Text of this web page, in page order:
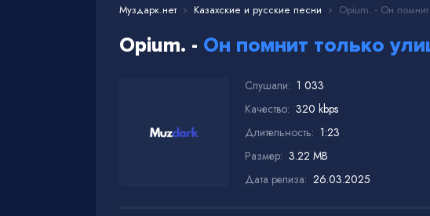
Муздарк.нет Казахские и русские песни Opium. - Он помнит
Opium. - Он помнит только
Слушали: 1 033
Качество: 320 kbps
Длительность: 1:23
Размер: 3.22 MB
Дата релиза: 26.03.2025